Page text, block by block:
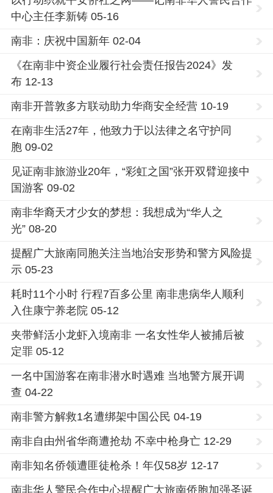
中心主任李新铸 05-16
南非：庆祝中国新年 02-04
《在南非中资企业履行社会责任报告2024》发
布 12-13
南非开普敦多方联动助力华商安全经营 10-19
在南非生活27年，他致力于以法律之名守护同
胞 09-02
见证南非旅游业20年，“彩虹之国”张开双臂迎接中
国游客 09-02
南非华裔天才少女的梦想：我想成为“华人之
光” 08-20
提醒广大旅南同胞关注当地治安形势和警方风险提
示 05-23
耗时11个小时 行程7百多公里 南非患病华人顺利
入住康宁养老院 05-12
夹带鲜活小龙虾入境南非 一名女性华人被捕后被
定罪 05-12
一名中国游客在南非潜水时遇难 当地警方展开调
查 04-22
南非警方解救1名遭绑架中国公民 04-19
南非自由州省华商遭抢劫 不幸中枪身亡 12-29
南非知名侨领遭匪徒枪杀！年仅58岁 12-17
南非华人警民合作中心提醒广大旅南侨胞加强圣诞